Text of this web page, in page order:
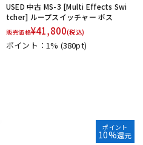
USED 中古 MS-3 [Multi Effects Swi
tcher] ループスイッチャー ボス
販売価格¥41,800(税込)
ポイント：1% (380pt)
ポイント
10%還元